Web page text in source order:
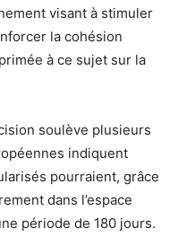
visant à stimuler
la cohésion
à ce sujet sur la
soulève plusieurs
indiquent
pourraient, grâce
dans l’espace
période de 180 jours.